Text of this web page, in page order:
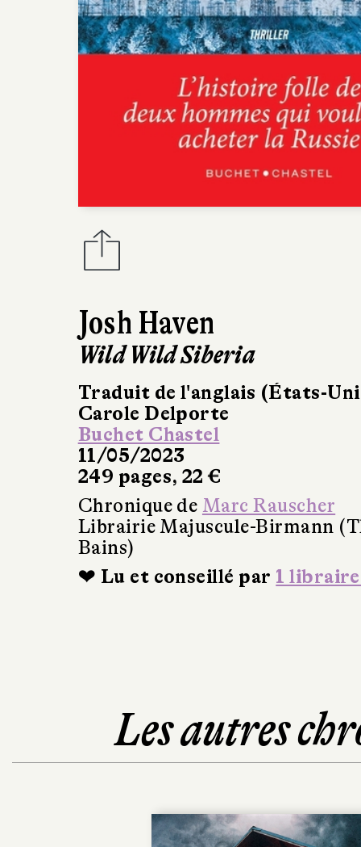
Josh Haven
Wild Wild Siberia
Traduit de l'anglais (États-
Carole Delporte
Buchet Chastel
11/05/2023
249 pages, 22 €
Chronique de Marc Rauscher
Librairie Majuscule-Birmann
Bains)
❤ Lu et conseillé par 1
Les autres